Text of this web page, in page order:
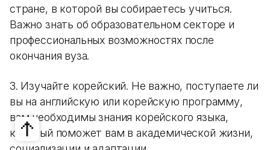
стране, в которой вы собираетесь учиться.
Важно знать об образовательном секторе и
профессиональных возможностях после
окончания вуза.
3. Изучайте корейский. Не важно, поступаете ли
вы на английскую или корейскую программу,
вам необходимы знания корейского языка,
который поможет вам в академической жизни,